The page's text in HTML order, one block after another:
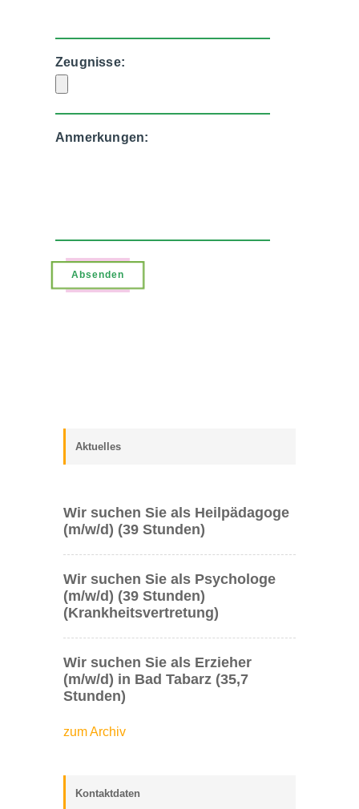
Zeugnisse:
Anmerkungen:
Aktuelles
Wir suchen Sie als Heilpädagoge
(m/w/d) (39 Stunden)
Wir suchen Sie als Psychologe
(m/w/d) (39 Stunden)
(Krankheitsvertretung)
Wir suchen Sie als Erzieher
(m/w/d) in Bad Tabarz (35,7
Stunden)
zum Archiv
Kontaktdaten